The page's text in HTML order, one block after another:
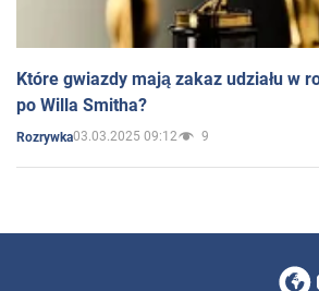
Które gwiazdy mają zakaz udziału w
po Willa Smitha?
Rozrywka03.03.2025 09:12 9